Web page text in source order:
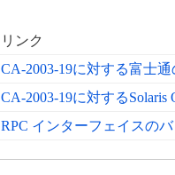
リンク
CA-2003-19に対する富士通
CA-2003-19に対するSolaris
RPC インターフェイスの